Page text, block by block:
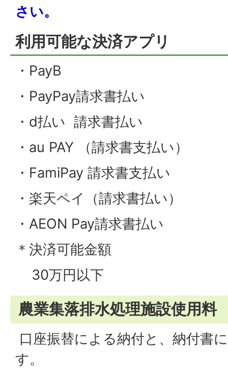
さい。
利用可能な決済アプリ
・PayB
・PayPay請求書払い
・d払い 請求書払い
・au PAY （請求書支払い）
・FamiPay 請求書支払い
・楽天ペイ（請求書払い）
・AEON Pay請求書払い
＊決済可能金額
30万円以下
農業集落排水処理施設使用料
口座振替による納付と、納付書
す。